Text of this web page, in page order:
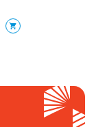
В корзину